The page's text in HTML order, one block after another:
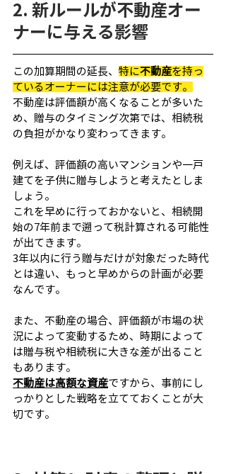
2. 新ルールが不動産オー
ナーに与える影響
この加算期間の延長、 特に不動産を持っ
ているオーナーには注意が必要です。
不動産は評価額が高くなることが多いた
め、贈与のタイミング次第では、相続税
の負担がかなり変わってきます。
例えば、評価額の高いマンションや一戸
建てを子供に贈与しようと考えたとしま
しょう。
これを早めに行っておかないと、相続開
始の7年前まで遡って税計算される可能性
が出てきます。
3年以内に行う贈与だけが対象だった時代
とは違い、もっと早めからの計画が必要
なんです。
また、不動産の場合、評価額が市場の状
況によって変動するため、時期によって
は贈与税や相続税に大きな差が出ること
もあります。
不動産は高額な資産ですから、事前にし
っかりとした戦略を立てておくことが大
切です。